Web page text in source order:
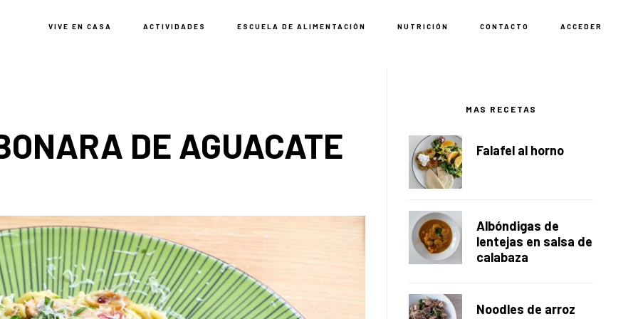
VIVE EN CASA ACTIVIDADES ESCUELA DE ALIMENTACIÓN NUTRICIÓN CONTACTO ACCEDER
DE AGUACATE
lateral
principal
MAS RECETAS
Falafel al horno
Albóndigas de
lentejas en salsa de
calabaza
Noodles de arroz